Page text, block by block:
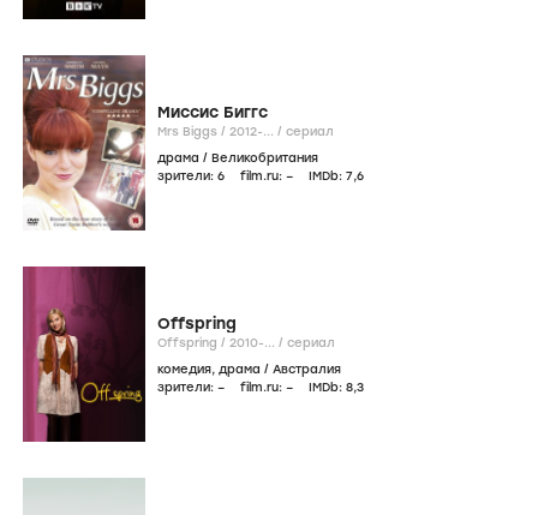
Миссис Биггс
Mrs Biggs / 2012-... / сериал
драма / Великобритания
зрители: 6 film.ru: – IMDb: 7,6
Offspring
Offspring / 2010-... / сериал
комедия, драма / Австралия
зрители: – film.ru: – IMDb: 8,3